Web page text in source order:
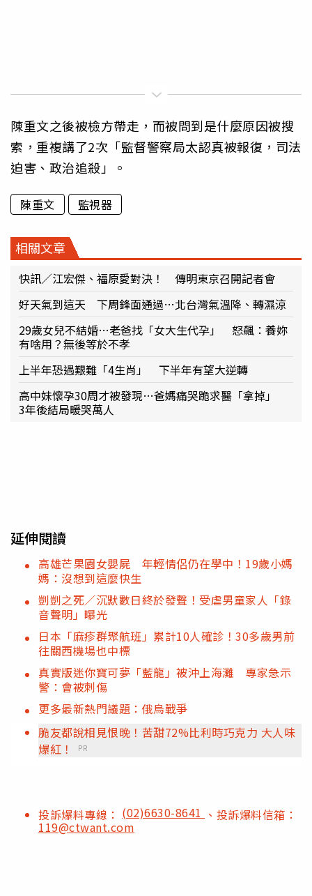
陳重文之後被檢方帶走，而被問到是什麼原因被搜
索，重複講了2次「監督警察局太認真被報復，司法
迫害、政治追殺」。
陳重文 監視器
相關文章
快訊／江宏傑、福原愛對決！ 傳明東京召開記者會
好天氣到這天 下周鋒面通過…北台灣氣溫降、轉濕涼
29歲女兒不結婚…老爸找「女大生代孕」 怒飆：養妳
有啥用？無後等於不孝
上半年恐遇艱難「4生肖」 下半年有望大逆轉
高中妹懷孕30周才被發現…爸媽痛哭跪求醫「拿掉」
3年後結局暖哭萬人
延伸閱讀
高雄芒果園女嬰屍 年輕情侶仍在學中！19歲小媽
媽：沒想到這麼快生
剴剴之死／沉默數日終於發聲！受虐男童家人「錄
音聲明」曝光
日本「麻疹群聚航班」累計10人確診！30多歲男前
往關西機場也中標
真實版迷你寶可夢「藍龍」被沖上海灘 專家急示
警：會被刺傷
更多最新熱門議題：俄烏戰爭
脆友都說相見恨晚！苦甜72%比利時巧克力 大人味
爆紅！
PR
投訴爆料專線： (02)6630-8641 、投訴爆料信箱：
119@ctwant.com